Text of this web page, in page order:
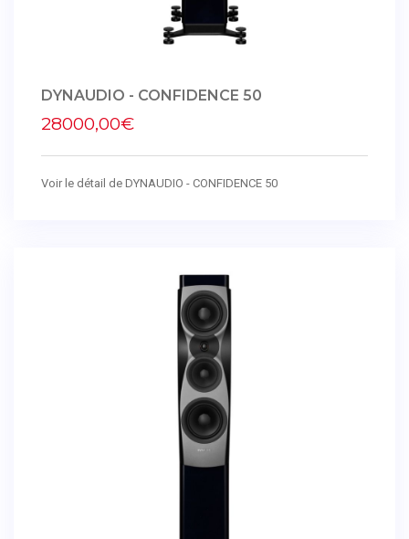
DYNAUDIO - CONFIDENCE 50
28000,00€
Voir le détail de DYNAUDIO - CONFIDENCE 50